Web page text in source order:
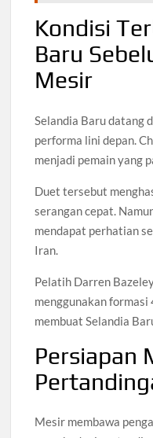
Kondisi
Baru
Mesir
Selandia Baru datang
performa lini depan.
menjadi pemain yang
Duet tersebut
serangan cepat.
mendapat perhatian
Iran.
Pelatih Darren
menggunakan
membuat Selandia
Persiapan
Mesir membawa